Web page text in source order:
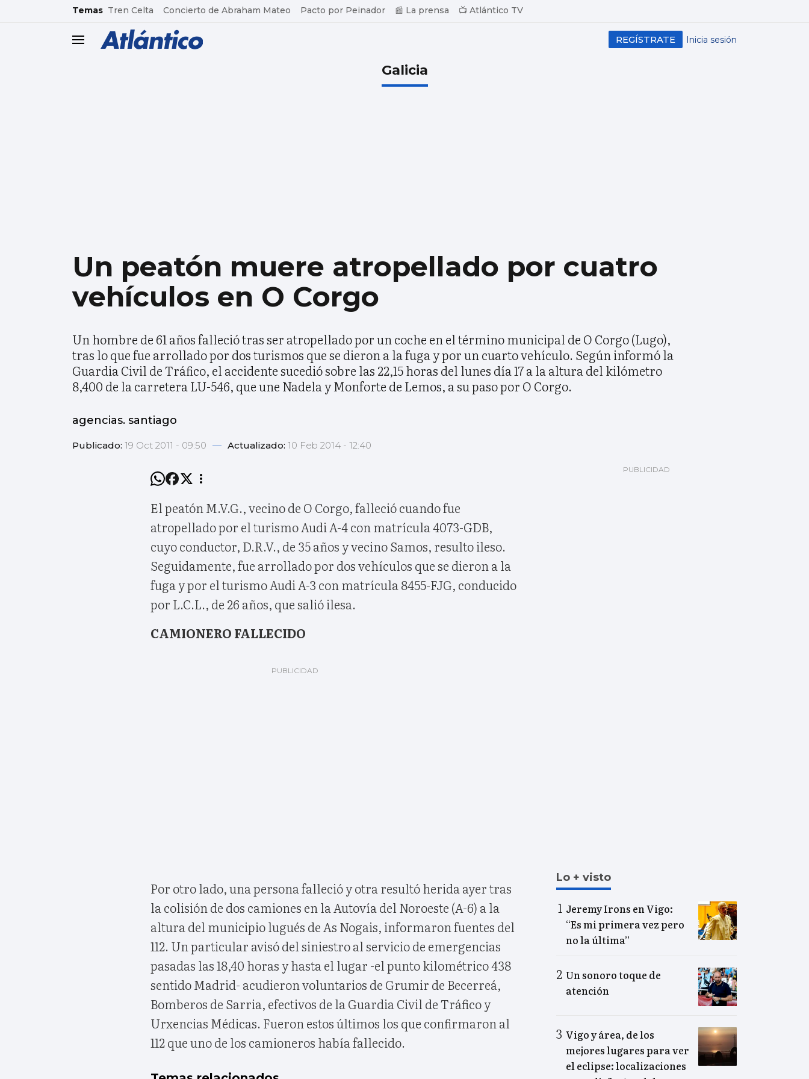
common.go-to-content
Temas Tren Celta Concierto de Abraham Mateo Pacto por Peinador 📰 La prensa 📺 Atlántico TV
header.menu.open Inicia sesión
REGÍSTRATE
Galicia
Un peatón muere atropellado por cuatro
vehículos en O Corgo
Un hombre de 61 años falleció tras ser atropellado por un coche en el término municipal de O Corgo (Lugo),
tras lo que fue arrollado por dos turismos que se dieron a la fuga y por un cuarto vehículo. Según informó la
Guardia Civil de Tráfico, el accidente sucedió sobre las 22,15 horas del lunes día 17 a la altura del kilómetro
8,400 de la carretera LU-546, que une Nadela y Monforte de Lemos, a su paso por O Corgo.
agencias. santiago
Publicado: 19 Oct 2011 - 09:50 — Actualizado: 10 Feb 2014 - 12:40
El peatón M.V.G., vecino de O Corgo, falleció cuando fue
atropellado por el turismo Audi A-4 con matrícula 4073-GDB,
cuyo conductor, D.R.V., de 35 años y vecino Samos, resulto ileso.
Seguidamente, fue arrollado por dos vehículos que se dieron a la
fuga y por el turismo Audi A-3 con matrícula 8455-FJG, conducido
por L.C.L., de 26 años, que salió ilesa.
CAMIONERO FALLECIDO
Por otro lado, una persona falleció y otra resultó herida ayer tras
la colisión de dos camiones en la Autovía del Noroeste (A-6) a la
altura del municipio lugués de As Nogais, informaron fuentes del
112. Un particular avisó del siniestro al servicio de emergencias
pasadas las 18,40 horas y hasta el lugar -el punto kilométrico 438
sentido Madrid- acudieron voluntarios de Grumir de Becerreá,
Bomberos de Sarria, efectivos de la Guardia Civil de Tráfico y
Urxencias Médicas. Fueron estos últimos los que confirmaron al
112 que uno de los camioneros había fallecido.
Lo + visto
Jeremy Irons en Vigo:
“Es mi primera vez pero
no la última”
Un sonoro toque de
atención
Vigo y área, de los
mejores lugares para ver
el eclipse: localizaciones